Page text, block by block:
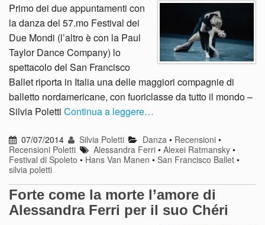
Primo dei due appuntamenti con
la danza del 57.mo Festival dei
Due Mondi (l’altro è con la Paul
Taylor Dance Company) lo
spettacolo del San Francisco
Ballet riporta in Italia una delle maggiori compagnie di
balletto nordamericane, con fuoriclasse da tutto il mondo –
Silvia Poletti Continua a leggere…
07/07/2014 Silvia Poletti Danza • Recensioni•
Recensioni Poletti
Alessandra Ferri •Alexei Ratmansky •
Festival di Spoleto • Hans Van Manen • San Francisco Ballet •
silvia poletti
Forte come la morte l’amore di
Alessandra Ferri per il suo Chéri